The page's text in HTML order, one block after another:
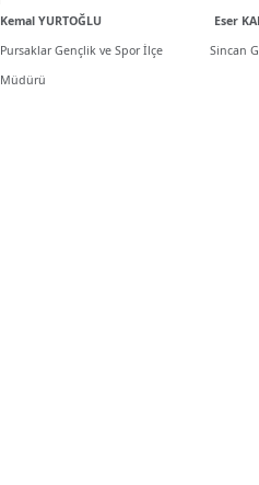
Kemal YURTOĞLU
Pursaklar Gençlik ve Spor İlçe
Müdürü
Eser
Sincan